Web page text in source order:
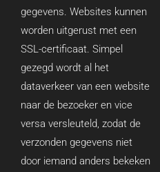
gegevens. Websites kunnen
worden uitgerust met een
SSL-certificaat. Simpel
gezegd wordt al het
dataverkeer van een website
naar de bezoeker en vice
versa versleuteld, zodat de
verzonden gegevens niet
door iemand anders bekeken